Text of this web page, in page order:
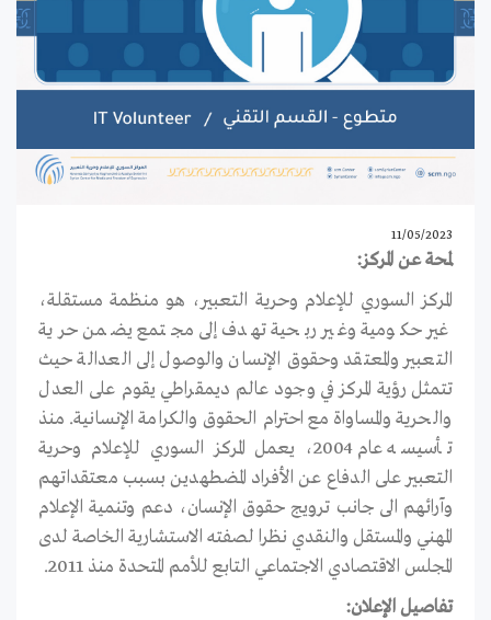
11/05/2023
لمحة عن المركز:
المركز السوري للإعلام وحرية التعبير، هو منظمة مستقلة،
غير حكومية وغير ربحية تهدف إلى مجتمع يضمن حرية
التعبير والمعتقد وحقوق الإنسان والوصول إلى العدالة حيث
تتمثل رؤية المركز في وجود عالم ديمقراطي يقوم على العدل
والحرية والمساواة مع احترام الحقوق والكرامة الإنسانية. منذ
تأسيسه عام 2004، يعمل المركز السوري للإعلام وحرية
التعبير على الدفاع عن الأفراد المضطهدين بسبب معتقداتهم
وآرائهم الى جانب ترويج حقوق الإنسان، دعم وتنمية الإعلام
المهني والمستقل والنقدي نظرا لصفته الاستشارية الخاصة لدى
المجلس الاقتصادي الاجتماعي التابع للأمم المتحدة منذ 2011.
تفاصيل الإعلان: